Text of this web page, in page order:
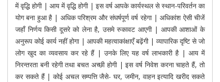
में वृद्धि होगी | आय में वृद्धि होगी | इस वर्ष आपके कार्यस्थल से स्थान-परिवर्तन का
योग बना हुआ है | अधिक परिश्रम और संघर्षपूर्ण वर्ष रहेगा | अधिकांश ऐसी चीजें
जहाँ निर्णय किसी दूसरे को लेना है, उसमे रुकावट आएगी | आपकी आशाओं के
अनुरूप कोई कार्य नहीं होगा | आपकी महत्वाकांक्षाएँ बढ़ेंगी | व्यापारिक दृष्टि से जो
लोग खुद का व्यवसाय कर रहे हैं | उनके लिए यह वर्ष लाभकारी है | आय में
निरन्तरता बनी रहेगी तथा बचत अच्छी होगी | इस वर्ष निवेश करना चाहते हैं, तो
कर सकते हैं | कोई अचल सम्पत्ति जैसे- घर, जमीन, वाहन इत्यादि खरीद सकते